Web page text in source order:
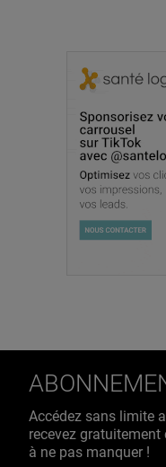
Accédez sans limite
recevez
à ne pas manquer !